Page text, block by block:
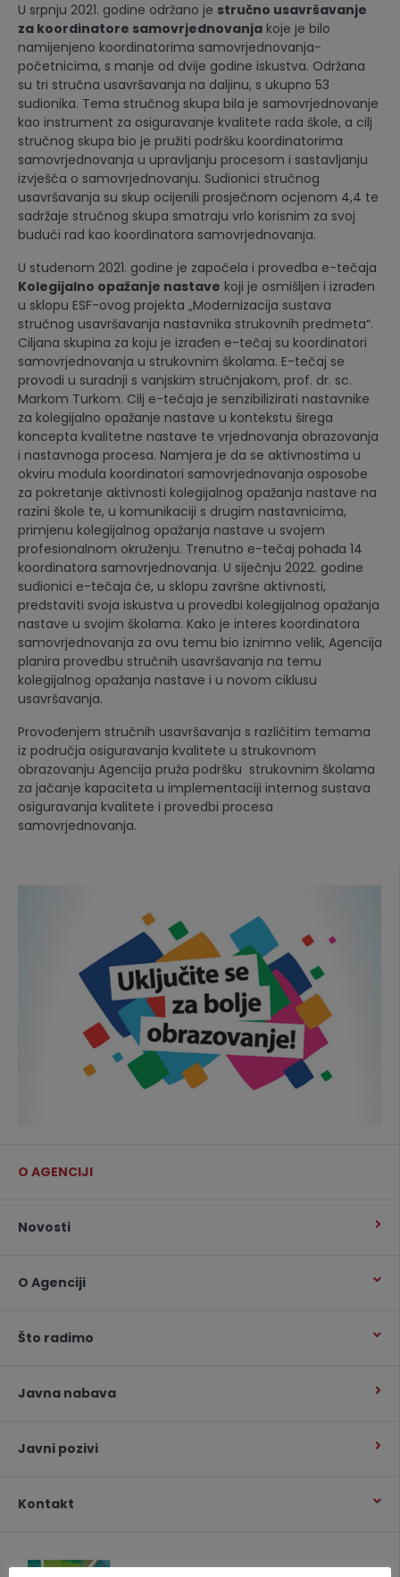
U srpnju 2021. godine održano je stručno usavršavanje
za koordinatore samovrjednovanja koje je bilo
namijenjeno koordinatorima samovrjednovanja-
početnicima, s manje od dvije godine iskustva. Održana
su tri stručna usavršavanja na daljinu, s ukupno 53
sudionika. Tema stručnog skupa bila je samovrjednovanje
kao instrument za osiguravanje kvalitete rada škole, a cilj
stručnog skupa bio je pružiti podršku koordinatorima
samovrjednovanja u upravljanju procesom i sastavljanju
izvješća o samovrjednovanju. Sudionici stručnog
usavršavanja su skup ocijenili prosječnom ocjenom 4,4 te
sadržaje stručnog skupa smatraju vrlo korisnim za svoj
budući rad kao koordinatora samovrjednovanja.
U studenom 2021. godine je započela i provedba e-tečaja
Kolegijalno opažanje nastave koji je osmišljen i izrađen
u sklopu ESF-ovog projekta „Modernizacija sustava
stručnog usavršavanja nastavnika strukovnih predmeta“.
Ciljana skupina za koju je izrađen e-tečaj su koordinatori
samovrjednovanja u strukovnim školama. E-tečaj se
provodi u suradnji s vanjskim stručnjakom, prof. dr. sc.
Markom Turkom. Cilj e-tečaja je senzibilizirati nastavnike
za kolegijalno opažanje nastave u kontekstu širega
koncepta kvalitetne nastave te vrjednovanja obrazovanja
i nastavnoga procesa. Namjera je da se aktivnostima u
okviru modula koordinatori samovrjednovanja osposobe
za pokretanje aktivnosti kolegijalnog opažanja nastave na
razini škole te, u komunikaciji s drugim nastavnicima,
primjenu kolegijalnog opažanja nastave u svojem
profesionalnom okruženju. Trenutno e-tečaj pohađa 14
koordinatora samovrjednovanja. U siječnju 2022. godine
sudionici e-tečaja će, u sklopu završne aktivnosti,
predstaviti svoja iskustva u provedbi kolegijalnog opažanja
nastave u svojim školama. Kako je interes koordinatora
samovrjednovanja za ovu temu bio iznimno velik, Agencija
planira provedbu stručnih usavršavanja na temu
kolegijalnog opažanja nastave i u novom ciklusu
usavršavanja.
Provođenjem stručnih usavršavanja s različitim temama
iz područja osiguravanja kvalitete u strukovnom
obrazovanju Agencija pruža podršku strukovnim školama
za jačanje kapaciteta u implementaciji internog sustava
osiguravanja kvalitete i provedbi procesa
samovrjednovanja.
O AGENCIJI
Novosti
O Agenciji
Što radimo
Javna nabava
Javni pozivi
Kontakt